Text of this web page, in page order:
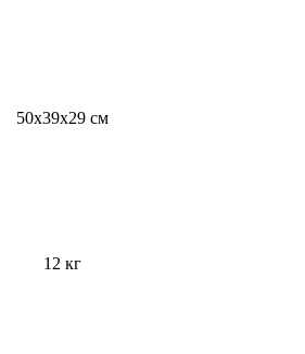
50х39х29 см
12 кг